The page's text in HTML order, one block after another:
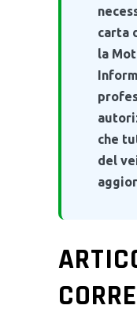
carta
la
che
del